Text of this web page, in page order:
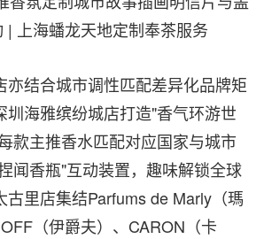
| 上海蟠龙天地定制奉茶服务
亦结合城市调性匹配差异化品牌矩
圳海雅缤纷城店打造"香气环游世
款主推香水匹配对应国家与城市
闻香瓶"互动装置，趣味解锁全球
古里店集结Parfums de Marly（瑪
（伊爵夫）、CARON（卡